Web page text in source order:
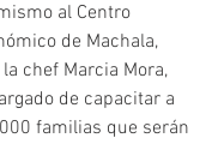
al Centro
de Machala,
chef Marcia Mora,
de capacitar a
familias que serán